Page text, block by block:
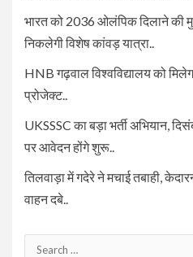
भारत को 2036 ओलंपिक दिलाने की
निकलेगी विशेष कांवड़ यात्रा..
HNB गढ़वाल विश्वविद्यालय को
प्रोजेक्ट..
UKSSSC का बड़ा भर्ती अभियान,
पर आवेदन होंगे शुरू..
तिलवाड़ा में गदेरे ने मचाई तबाही,
वाहन दबे..
Search